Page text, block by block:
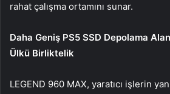
rahat çalışma ortamını sunar.
Daha Geniş PS5 SSD Depolama
Ülkü Birliktelik
LEGEND 960 MAX, yaratıcı işlerin